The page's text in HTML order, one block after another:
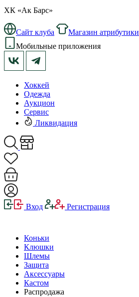
ХК «Ак Барс»
Сайт клуба Магазин атрибутики
Мобильные приложения
Хоккей
Одежда
Аукцион
Сервис
Ликвидация
Вход Регистрация
Коньки
Клюшки
Шлемы
Защита
Аксессуары
Кастом
Распродажа